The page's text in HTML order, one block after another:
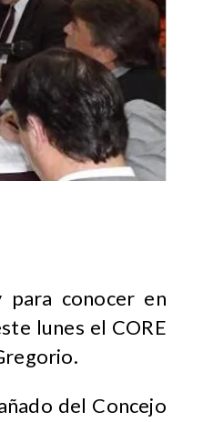
conocer en
lunes el CORE
del Concejo